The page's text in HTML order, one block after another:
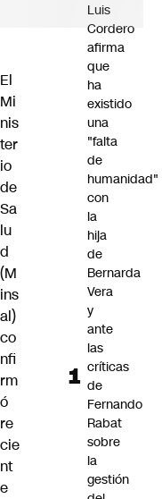
El
Mi
nis
ter
io
de
Sa
lu
d
(M
ins
al)
co
nfi
rm
ó
re
cie
nt
e
Luis
Cordero
afirma
que
ha
existido
una
"falta
de
humanidad"
con
la
hija
de
Bernarda
Vera
y
ante
las
críticas
de
Fernando
Rabat
sobre
la
gestión